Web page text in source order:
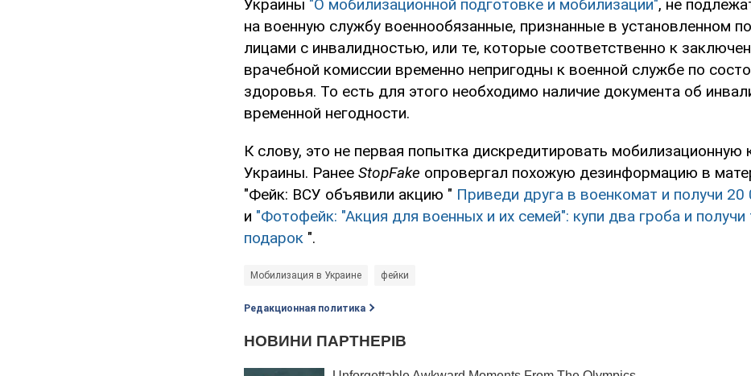
Украины "О мобилизационной подготовке и мобилизации", не
на военную службу военнообязанные, признанные в установленном
лицами с инвалидностью, или те, которые соответственно к
врачебной комиссии временно непригодны к военной службе по
здоровья. То есть для этого необходимо наличие документа об
временной негодности.
К слову, это не первая попытка дискредитировать мобилизационную
Украины. Ранее StopFake опровергал похожую дезинформацию в
"Фейк: ВСУ объявили акцию " Приведи друга в военкомат и получи 20
и "Фотофейк: "Акция для военных и их семей": купи два гроба и
подарок ".
Мобилизация в Украине фейки
Редакционная политика